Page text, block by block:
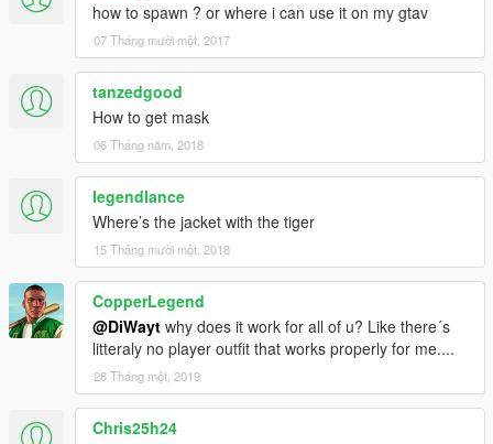
how to spawn ? or where i can use it on my gtav
07 Tháng mười một, 2017
tanzedgood
How to get mask
06 Tháng năm, 2018
legendlance
Where’s the jacket with the tiger
15 Tháng mười một, 2018
CopperLegend
@DiWayt why does it work for all of u? Like there´s
litteraly no player outfit that works properly for me....
28 Tháng một, 2019
Chris25h24